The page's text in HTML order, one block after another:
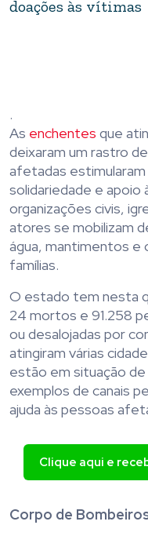
doações às vítimas
.
As enchentes que
deixaram um rastro
afetadas
solidariedade e
organizações civis,
atores se mobilizam
água, mantimentos e
famílias.
O estado tem nesta
24 mortos e 91.258
ou desalojadas por
atingiram várias
estão em situação de
exemplos de canais
ajuda às pessoas
Clique aqui e
Corpo de